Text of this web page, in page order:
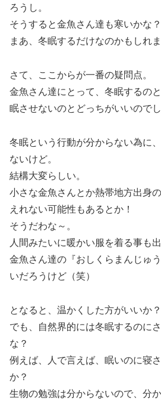
ろうし。
そうすると金魚さん達も寒いかな？
まあ、冬眠するだけなのかもしれ
さて、ここからが一番の疑問点。
金魚さん達にとって、冬眠するの
眠させないのとどっちがいいので
冬眠という行動が分からない為に
ないけど。
結構大変らしい。
小さな金魚さんとか熱帯地方出身
えれない可能性もあるとか！
そうだわな～。
人間みたいに暖かい服を着る事も
金魚さん達の『おしくらまんじゅ
いだろうけど（笑）
となると、温かくした方がいいか？
でも、自然界的には冬眠するのに
な？
例えば、人で言えば、眠いのに寝
か？
生物の勉強は分からないので、分